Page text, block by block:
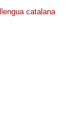
catalana